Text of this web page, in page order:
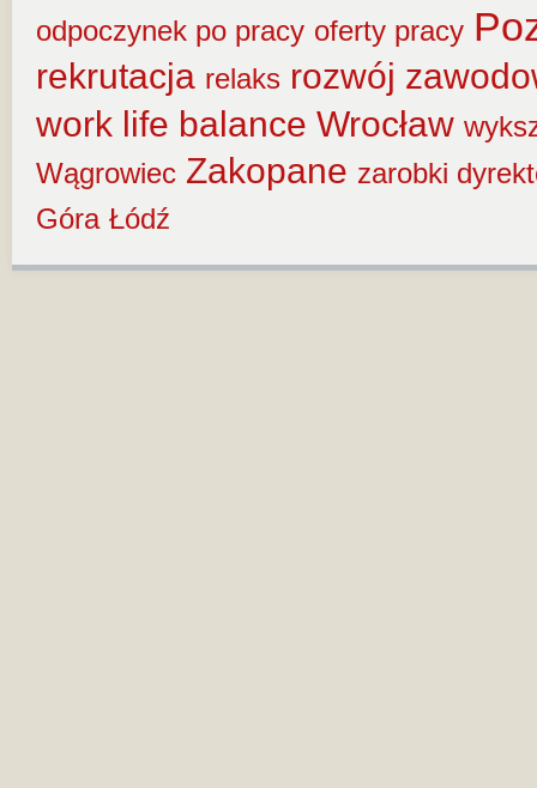
odpoczynek po pracy oferty pracy
rekrutacja relaks rozwój
work life balance Wrocław
Wągrowiec Zakopane zarobki
Góra Łódź